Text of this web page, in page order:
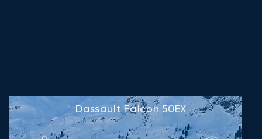
Dassault Falcon 50EX